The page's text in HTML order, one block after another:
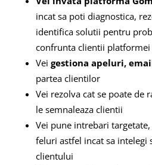
incat sa poti diagnostica,
identifica solutii pentru
confrunta clientii platformei
Vei gestiona apeluri,
partea clientilor
Vei rezolva cat se poate de
le semnaleaza clientii
Vei pune intrebari
feluri astfel incat sa intelegi
clientului